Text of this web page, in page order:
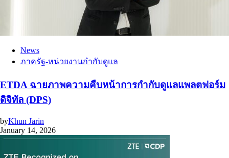
News
ภาครัฐ-หน่วยงานกำกับดูแล
ETDA ฉายภาพความคืบหน้าการกำกับดูแลแพลตฟอร์ม
ดิจิทัล (DPS)
byKhun Jarin
January 14, 2026